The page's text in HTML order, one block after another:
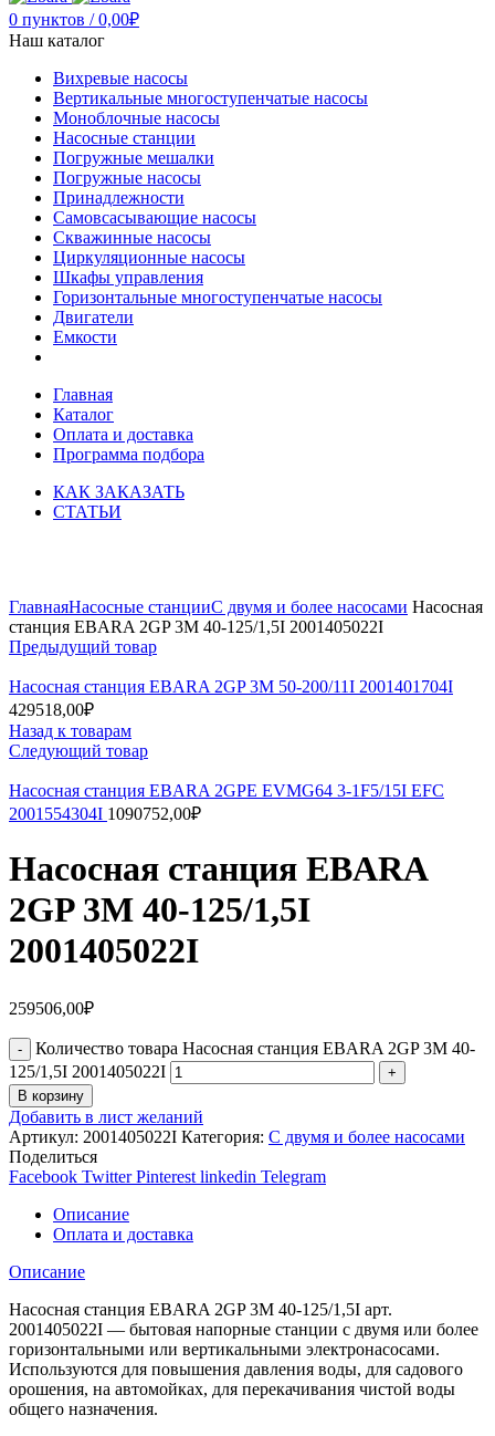
0 пунктов / 0,00₽
Наш каталог
Вихревые насосы
Вертикальные многоступенчатые насосы
Моноблочные насосы
Насосные станции
Погружные мешалки
Погружные насосы
Принадлежности
Самовсасывающие насосы
Скважинные насосы
Циркуляционные насосы
Шкафы управления
Горизонтальные многоступенчатые насосы
Двигатели
Емкости
Главная
Каталог
Оплата и доставка
Программа подбора
КАК ЗАКАЗАТЬ
СТАТЬИ
ГлавнаяНасосные станцииС двумя и более насосами Насосная
станция EBARA 2GP 3M 40-125/1,5I 2001405022I
Предыдущий товар
Насосная станция EBARA 2GP 3M 50-200/11I 2001401704I
429518,00₽
Назад к товарам
Следующий товар
Насосная станция EBARA 2GPE EVMG64 3-1F5/15I EFC
2001554304I 1090752,00₽
Насосная станция EBARA
2GP 3M 40-125/1,5I
2001405022I
259506,00₽
Количество товара Насосная станция EBARA 2GP 3M 40-
125/1,5I 2001405022I
В корзину
Добавить в лист желаний
Артикул: 2001405022I Категория: С двумя и более насосами
Поделиться
Facebook Twitter Pinterest linkedin Telegram
Описание
Оплата и доставка
Описание
Насосная станция EBARA 2GP 3M 40-125/1,5I арт.
2001405022I — бытовая напорные станции с двумя или более
горизонтальными или вертикальными электронасосами.
Используются для повышения давления воды, для садового
орошения, на автомойках, для перекачивания чистой воды
общего назначения.